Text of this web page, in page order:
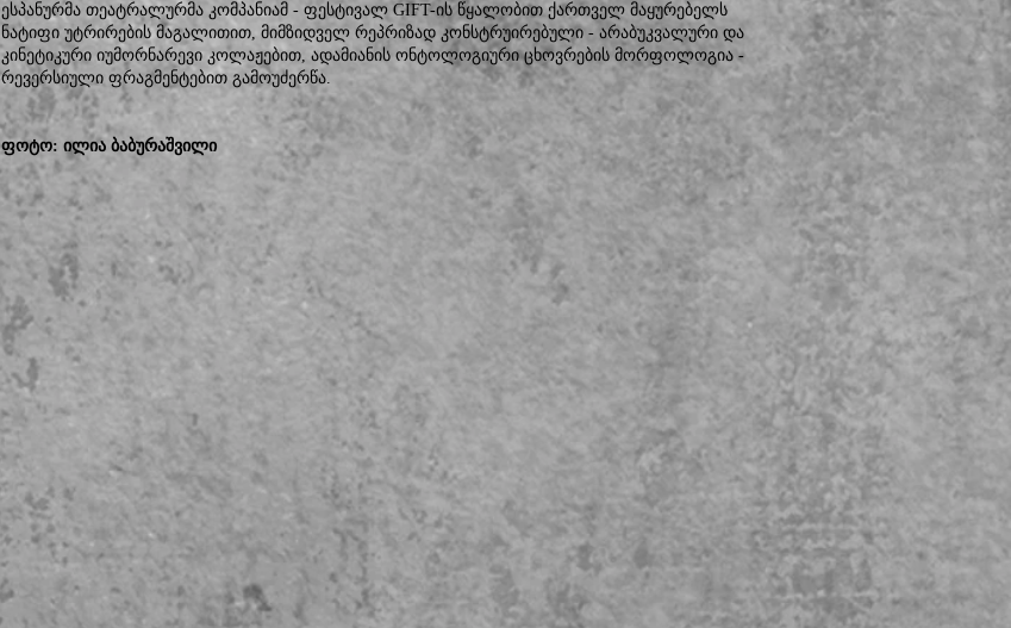
ესპანურმა თეატრალურმა კომპანიამ - ფესტივალ GIFT-ის წყალობით ქართველ მაყურებელს
ნატიფი უტრირების მაგალითით, მიმზიდველ რეპრიზად კონსტრუირებული - არაბუკვალური და
კინეტიკური იუმორნარევი კოლაჟებით, ადამიანის ონტოლოგიური ცხოვრების მორფოლოგია -
რევერსიული ფრაგმენტებით გამოუძერწა.
ფოტო: ილია ბაბურაშვილი